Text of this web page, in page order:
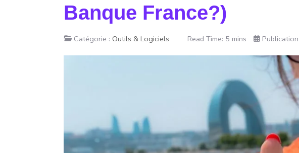
Banque France?)
Catégorie : Outils & Logiciels Read Time: 5 mins